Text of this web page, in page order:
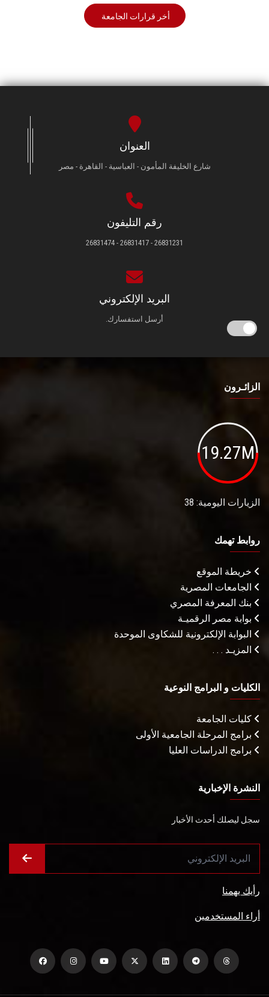
أخر قرارات الجامعة
العنوان
شارع الخليفة المأمون - العباسية - القاهرة - مصر
رقم التليفون
26831231 - 26831417 - 26831474
البريد الإلكتروني
أرسل استفسارك.
الزائـرون
19.27M
الزيارات اليومية: 38
روابط تهمك
خريطة الموقع
الجامعات المصرية
بنك المعرفة المصري
بوابة مصر الرقميـة
البوابة الإلكترونية للشكاوى الموحدة
المزيـد . . .
الكليات و البرامج النوعية
كليات الجامعة
برامج المرحلة الجامعية الأولى
برامج الدراسات العليا
النشرة الإخبارية
سجل ليصلك أحدث الأخبار
رأيك يهمنا
أراء المستخدمين